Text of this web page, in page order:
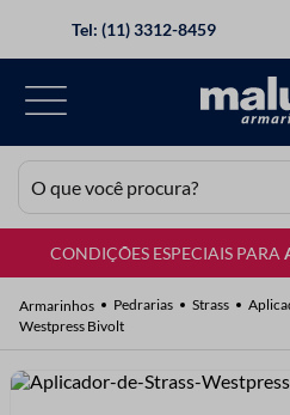
Tel: (11) 3312-8459
O que você procura?
CONDIÇÕES ESPECIAIS PARA
Pedrarias Strass
Westpress Bivolt
TERMOS MAIS BUSCADOS
2º
barbante
3º
botão